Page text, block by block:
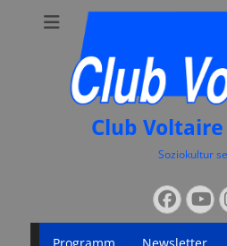
Club
Soziokultur